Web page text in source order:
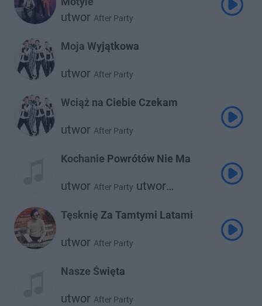
utwor After Party
Moja Wyjątkowa
utwor After Party
Wciąż na Ciebie Czekam
utwor After Party
Kochanie Powrótów Nie Ma
utwor After Party utwor
Tęsknię Za Tamtymi Latami
utwor After Party
Nasze Święta
utwor After Party